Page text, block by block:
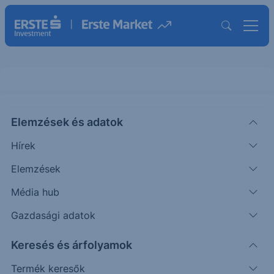
Elemzések és adatok
Hírek
Elemzések
Média hub
Gazdasági adatok
Keresés és árfolyamok
Termék keresők
CACIB Express Note Erste EUR II
egyik vezető pénzügyi szolgáltatója bécsi
központtal. A teljes eszközállomány 450 milliárd